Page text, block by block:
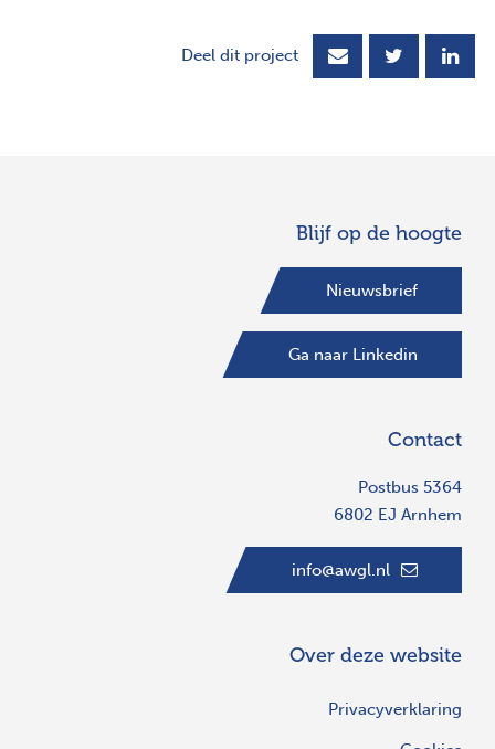
Deel dit project
Blijf op de hoogte
Nieuwsbrief
Ga naar Linkedin
Contact
Postbus 5364
6802 EJ Arnhem
info@awgl.nl
Over deze website
Privacyverklaring